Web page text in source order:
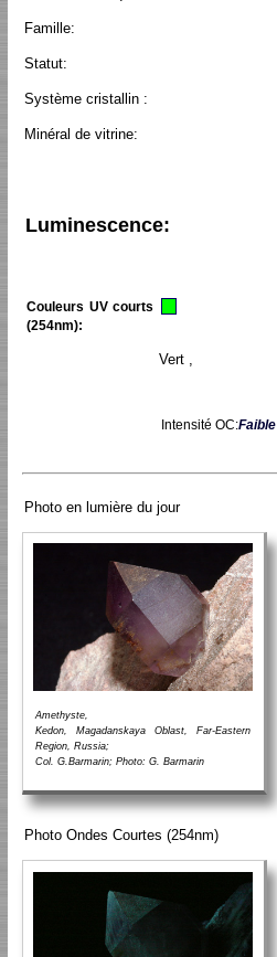
Famille:
Statut:
Système cristallin :
Minéral de vitrine:
Luminescence:
Couleurs UV courts
(254nm):
Vert ,
Intensité OC:Faible
Photo en lumière du jour
Amethyste,
Kedon, Magadanskaya Oblast, Far-Eastern
Region, Russia;
Col. G.Barmarin; Photo: G. Barmarin
Photo Ondes Courtes (254nm)